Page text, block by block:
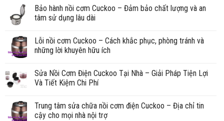
Bảo hành nồi cơm Cuckoo – Đảm bảo chất lượng và an
tâm sử dụng lâu dài
Lỗi nồi cơm Cuckoo – Cách khắc phục, phòng tránh và
những lời khuyên hữu ích
Sửa Nồi Cơm Điện Cuckoo Tại Nhà – Giải Pháp Tiện Lợi
Và Tiết Kiệm Chi Phí
Trung tâm sửa chữa nồi cơm điện Cuckoo – Địa chỉ tin
cậy cho mọi nhà nội trợ